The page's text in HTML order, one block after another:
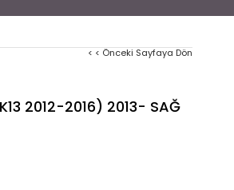
< < Önceki Sayfaya Dön
2012-2016) 2013- SAĞ